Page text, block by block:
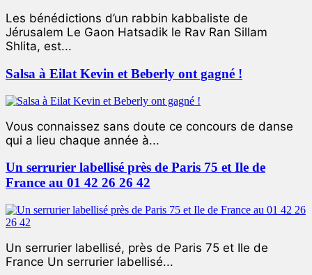
Les bénédictions d’un rabbin kabbaliste de
Jérusalem Le Gaon Hatsadik le Rav Ran Sillam
Shlita, est...
Salsa à Eilat Kevin et Beberly ont gagné !
Vous connaissez sans doute ce concours de danse
qui a lieu chaque année à...
Un serrurier labellisé près de Paris 75 et Ile de
France au 01 42 26 26 42
Un serrurier labellisé, près de Paris 75 et Ile de
France Un serrurier labellisé...